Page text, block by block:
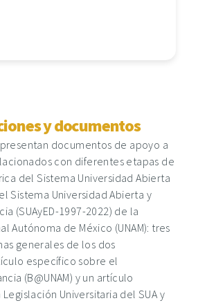
y documentos
documentos de apoyo a
con diferentes etapas de
del Sistema Universidad Abierta
Sistema Universidad Abierta y
(SUAyED-1997-2022) de la
Autónoma de México (UNAM): tres
generales de los dos
específico sobre el
(B@UNAM) y un artículo
Universitaria del SUA y